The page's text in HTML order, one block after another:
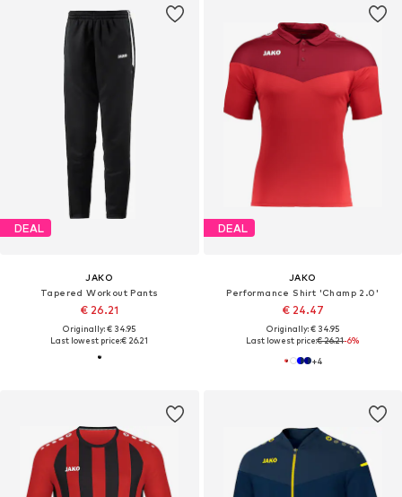
DEAL
JAKO
Tapered Workout Pants
€ 26.21
Originally: € 34.95
Last lowest price:€ 26.21
DEAL
JAKO
Performance Shirt 'Champ 2.0'
€ 24.47
Originally: € 34.95
Last lowest price:€ 26.21-6%
+4